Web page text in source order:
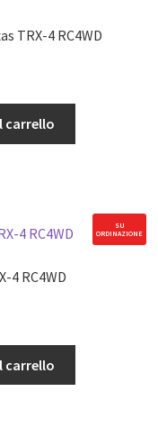
TRX-4 RC4WD
carrello
SU
ORDINAZIONE
4 RC4WD
carrello